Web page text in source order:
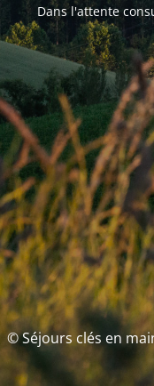
Dans l'attente
© Séjours clés en